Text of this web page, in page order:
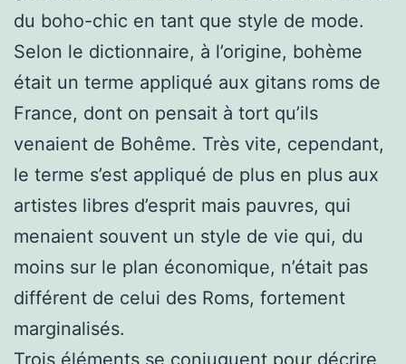
du boho-chic en tant que style de mode.
Selon le dictionnaire, à l’origine, bohème
était un terme appliqué aux gitans roms de
France, dont on pensait à tort qu’ils
venaient de Bohême. Très vite, cependant,
le terme s’est appliqué de plus en plus aux
artistes libres d’esprit mais pauvres, qui
menaient souvent un style de vie qui, du
moins sur le plan économique, n’était pas
différent de celui des Roms, fortement
marginalisés.
Trois éléments se conjuguent pour décrire